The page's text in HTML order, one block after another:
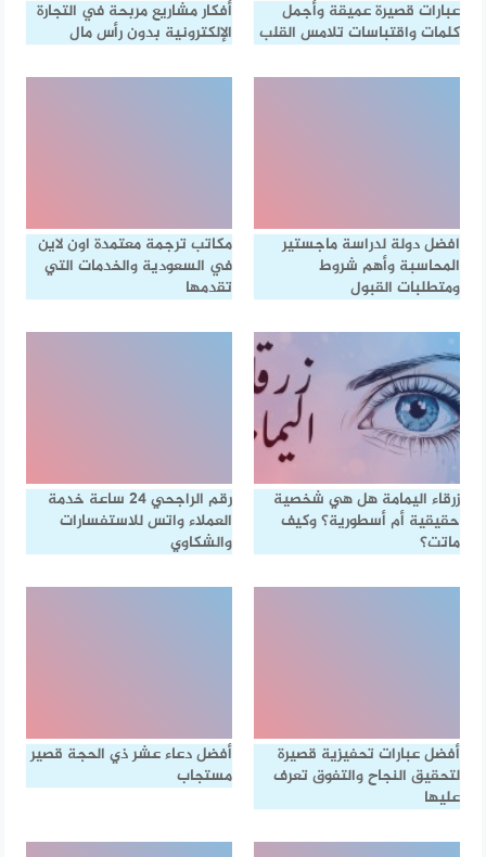
عبارات قصيرة عميقة وأجمل
كلمات واقتباسات تلامس القلب
أفكار مشاريع مربحة في التجارة
الإلكترونية بدون رأس مال
افضل دولة لدراسة ماجستير
المحاسبة وأهم شروط
ومتطلبات القبول
مكاتب ترجمة معتمدة اون لاين
في السعودية والخدمات التي
تقدمها
زرقاء اليمامة هل هي شخصية
حقيقية أم أسطورية؟ وكيف
ماتت؟
رقم الراجحي ٢٤ ساعة خدمة
العملاء واتس للاستفسارات
والشكاوي
أفضل عبارات تحفيزية قصيرة
لتحقيق النجاح والتفوق تعرف
عليها
أفضل دعاء عشر ذي الحجة قصير
مستجاب